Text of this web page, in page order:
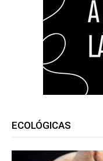
ECOLÓGICAS